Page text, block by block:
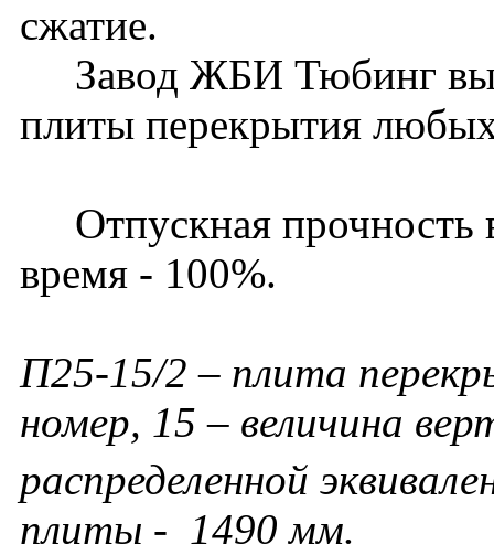
сжатие.
Завод ЖБИ Тюбинг
плиты перекрытия
Отпускная прочность
время - 100%.
П25-15/2 – плита
номер, 15 – величина
распределенной
плиты - 1490 мм.